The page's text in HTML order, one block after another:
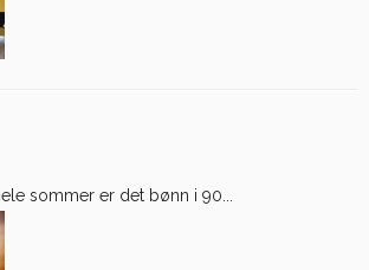
sommer er det bønn i 90...